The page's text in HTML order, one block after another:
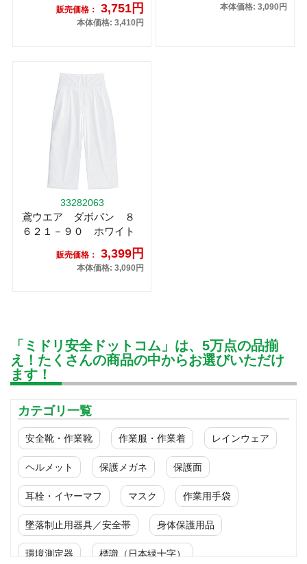
販売価格： 3,751円
本体価格: 3,410円
本体価格: 3,090円
33282063
鳶ウエア ダボパン ８
６２１－９０ ホワイト
販売価格： 3,399円
本体価格: 3,090円
「ミドリ安全ドットコム」は、5万点の品揃
え！たくさんの商品の中からお選びいただけ
ます！
カテゴリ一覧
安全靴・作業靴 作業服・作業着 レインウェア
ヘルメット 保護メガネ 保護面
耳栓・イヤーマフ マスク 作業用手袋
墜落制止用器具／安全帯 身体保護用品
環境測定器 標識（日本緑十字）